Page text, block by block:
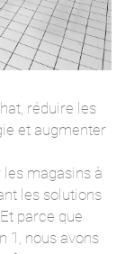
réduire les
et augmenter
les magasins à
les solutions
parce que
1, nous avons